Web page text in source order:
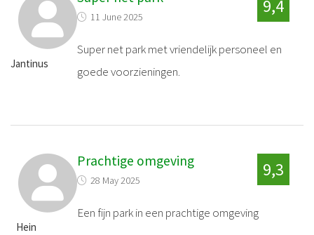
Jantinus
11 June 2025
9,4
Super net park met vriendelijk personeel en
goede voorzieningen.
Hein
Prachtige omgeving
28 May 2025
9,3
Een fijn park in een prachtige omgeving